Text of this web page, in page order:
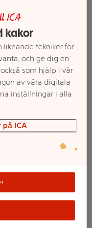
Mer info
ICA
kakor
liknande tekniker för
och ge dig en
som hjälp i vår
av våra digitala
inställningar i alla
på ICA